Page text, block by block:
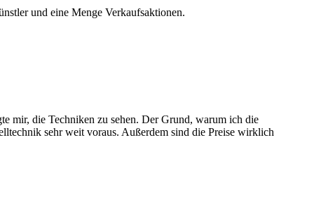
und eine Menge Verkaufsaktionen.
mir, die Techniken zu sehen. Der Grund, warum ich die
sehr weit voraus. Außerdem sind die Preise wirklich